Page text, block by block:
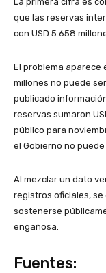
que las reservas
con USD 5.658
El problema aparece
millones no puede
publicado
reservas sumaron
público para
el Gobierno no
Al mezclar un dato
registros oficiales,
sostenerse
engañosa.
Fuentes: